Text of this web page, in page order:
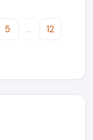
5 …
12